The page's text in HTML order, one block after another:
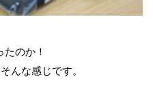
のか！
んな感じです。